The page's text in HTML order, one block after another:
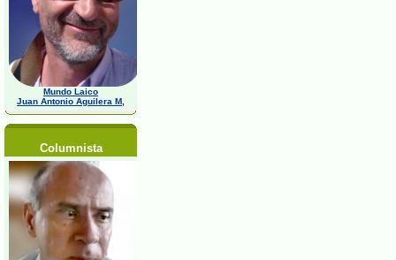
Mundo Laico
Juan Antonio Aguilera M,
Columnista